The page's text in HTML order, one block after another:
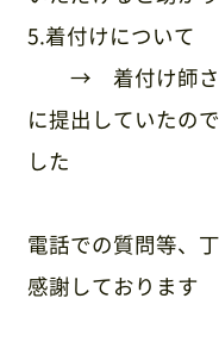
5.着付けについて
→ 着付け師さん
に提出していたの
した
電話での質問等、
感謝しております